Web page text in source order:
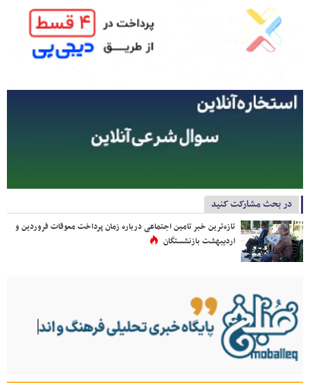
در بحث مشارکت کنید
تازه‌ترین خبر تامین اجتماعی درباره زمان پرداخت معوقات فروردین و
اردیبهشت بازنشستگان